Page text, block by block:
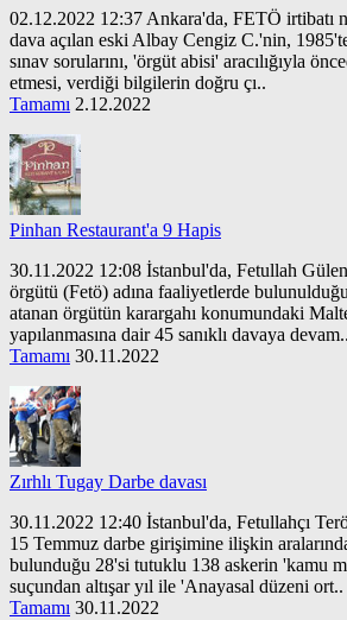
02.12.2022 12:37 Ankara'da, FETÖ irtibatı
dava açılan eski Albay Cengiz C.'nin,
sınav sorularını, 'örgüt abisi' aracılığıyla
etmesi, verdiği bilgilerin doğru çı..
Tamamı 2.12.2022
Pinhan Restaurant'a 9 Hapis
30.11.2022 12:08 İstanbul'da, Fetullah
örgütü (Fetö) adına faaliyetlerde
atanan örgütün karargahı konumundaki
yapılanmasına dair 45 sanıklı davaya devam..
Tamamı 30.11.2022
Zırhlı Tugay Darbe davası
30.11.2022 12:40 İstanbul'da, Fetullahçı
15 Temmuz darbe girişimine ilişkin
bulunduğu 28'si tutuklu 138 askerin 'kamu
suçundan altışar yıl ile 'Anayasal düzeni ort..
Tamamı 30.11.2022